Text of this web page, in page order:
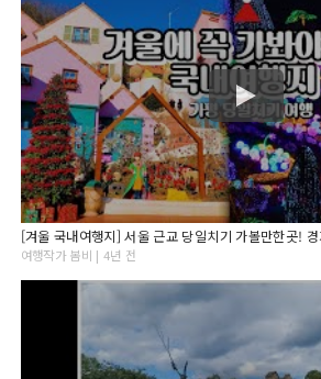
여행작가 봄비 | 4년 전